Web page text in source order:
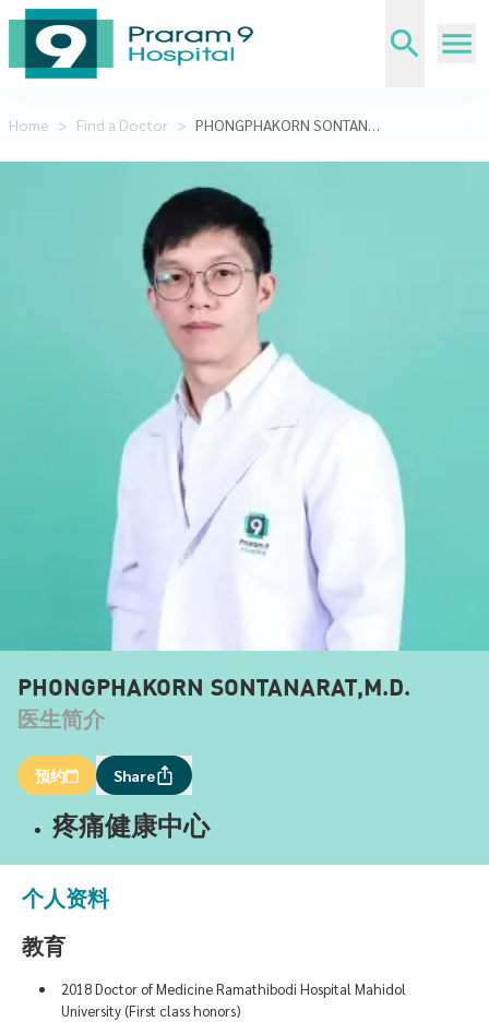
Home > Find a Doctor > PHONGPHAKORN SONTANARAT,M.D.
PHONGPHAKORN SONTANARAT,M.D.
医生简介
预约 Share
疼痛健康中心
个人资料
教育
2018 Doctor of Medicine Ramathibodi Hospital Mahidol
University (First class honors)